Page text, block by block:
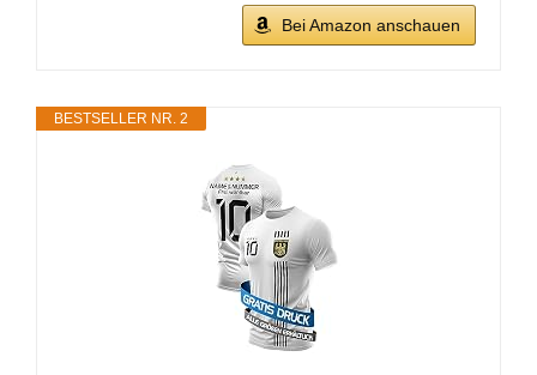
Bei Amazon anschauen
BESTSELLER NR. 2